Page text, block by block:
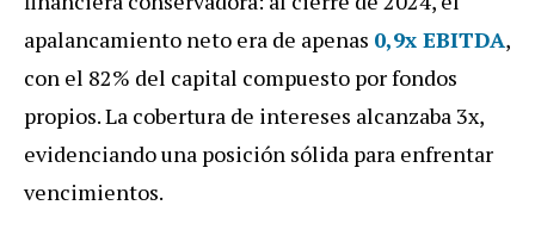
apalancamiento neto era de apenas 0,9x EBITDA,
con el 82% del capital compuesto por fondos
propios. La cobertura de intereses alcanzaba 3x,
evidenciando una posición sólida para enfrentar
vencimientos.